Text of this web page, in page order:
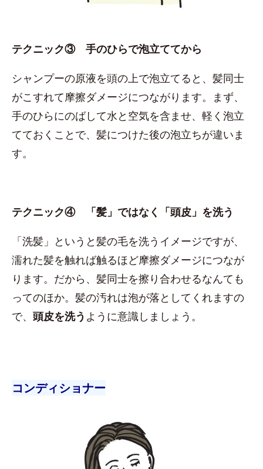
テクニック③ 手のひらで泡立ててから
シャンプーの原液を頭の上で泡立てると、髪同士
がこすれて摩擦ダメージにつながります。まず、
手のひらにのばして水と空気を含ませ、軽く泡立
てておくことで、髪につけた後の泡立ちが違いま
す。
テクニック④ 「髪」ではなく「頭皮」を洗う
「洗髪」というと髪の毛を洗うイメージですが、
濡れた髪を触れば触るほど摩擦ダメージにつなが
ります。だから、髪同士を擦り合わせるなんても
ってのほか。髪の汚れは泡が落としてくれますの
で、 頭皮を洗う ように意識しましょう。
コンディショナー